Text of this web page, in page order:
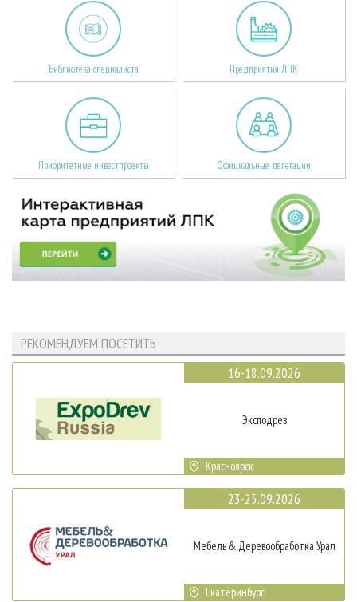
Библиотека специалиста Предприятия ЛПК
Приоритетные инвестпроекты Официальные делегации
РЕКОМЕНДУЕМ ПОСЕТИТЬ
16-18.09.2026
Эксподрев
Красноярск
23-25.09.2026
Мебель & Деревообработка Урал
Екатеринбург